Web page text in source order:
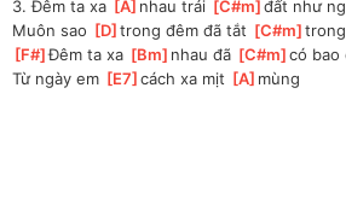
3. Đêm ta xa [A ]nhau trái [C#m ]
đất như
Muôn sao [D ]trong đêm đã tắt [C#m ]
[F# ]
Đêm ta xa [Bm ]nhau đã [C#m ]
có bao
Từ ngày em [E7 ]
cách xa mịt [A ]mùng